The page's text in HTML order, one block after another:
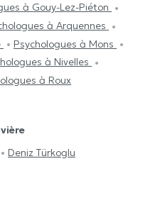
à Gouy-Lez-Piéton
à Arquennes
Psychologues à Mons
à Nivelles
à Roux
Deniz Türkoglu